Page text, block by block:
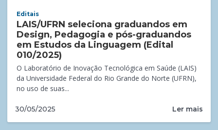
Editais
LAIS/UFRN seleciona graduandos em
Design, Pedagogia e pós-graduandos
em Estudos da Linguagem (Edital
010/2025)
O Laboratório de Inovação Tecnológica em Saúde (LAIS)
da Universidade Federal do Rio Grande do Norte (UFRN),
no uso de suas...
30/05/2025 Ler mais